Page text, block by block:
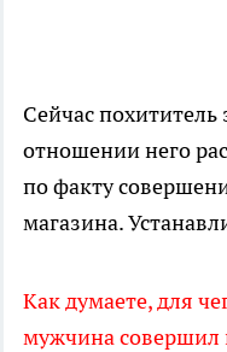
Сейчас похититель
отношении него
по факту
магазина.
Как думаете, для
мужчина совершил